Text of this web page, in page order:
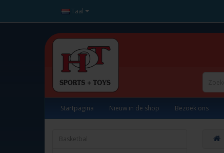
Taal
Startpagina Nieuw in de shop Bezoek ons
Basketbal